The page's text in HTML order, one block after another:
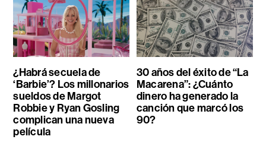
¿Habrá secuela de
‘Barbie’? Los millonarios
sueldos de Margot
Robbie y Ryan Gosling
complican una nueva
película
30 años del éxito de “La
Macarena”: ¿Cuánto
dinero ha generado la
canción que marcó los
90?